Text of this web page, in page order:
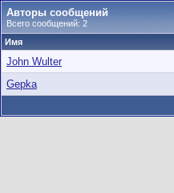
Авторы сообщений
Всего сообщений: 2
Имя
John Wulter
Gepka